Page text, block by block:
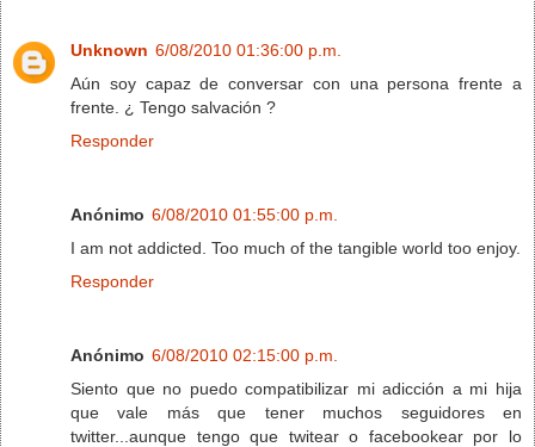
Unknown 6/08/2010 01:36:00 p.m.
Aún soy capaz de conversar con una persona frente a
frente. ¿ Tengo salvación ?
Responder
Anónimo 6/08/2010 01:55:00 p.m.
I am not addicted. Too much of the tangible world too enjoy.
Responder
Anónimo 6/08/2010 02:15:00 p.m.
Siento que no puedo compatibilizar mi adicción a mi hija
que vale más que tener muchos seguidores en
twitter...aunque tengo que twitear o facebookear por lo